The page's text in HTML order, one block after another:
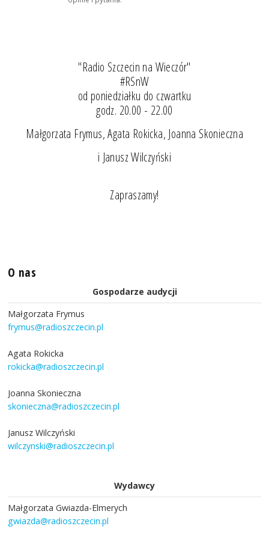
"Radio Szczecin na Wieczór"
#RSnW
od poniedziałku do czwartku
godz. 20.00 - 22.00
Małgorzata Frymus, Agata Rokicka, Joanna Skonieczna
i Janusz Wilczyński
Zapraszamy!
O nas
Gospodarze audycji
Małgorzata Frymus
frymus@radioszczecin.pl
Agata Rokicka
rokicka@radioszczecin.pl
Joanna Skonieczna
skonieczna@radioszczecin.pl
Janusz Wilczyński
wilczynski@radioszczecin.pl
Wydawcy
Małgorzata Gwiazda-Elmerych
gwiazda@radioszczecin.pl